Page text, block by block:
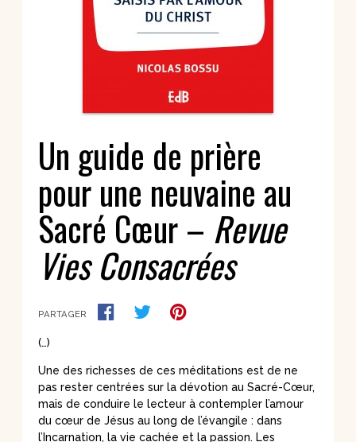
Un guide de prière
pour une neuvaine au
Sacré Cœur – Revue
Vies Consacrées
PARTAGER
(…)
Une des richesses de ces méditations est de ne
pas rester centrées sur la dévotion au Sacré-Cœur,
mais de conduire le lecteur à contempler l’amour
du cœur de Jésus au long de l’évangile : dans
l’Incarnation, la vie cachée et la passion. Les